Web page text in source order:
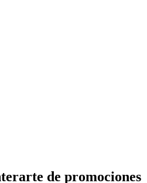
de promociones